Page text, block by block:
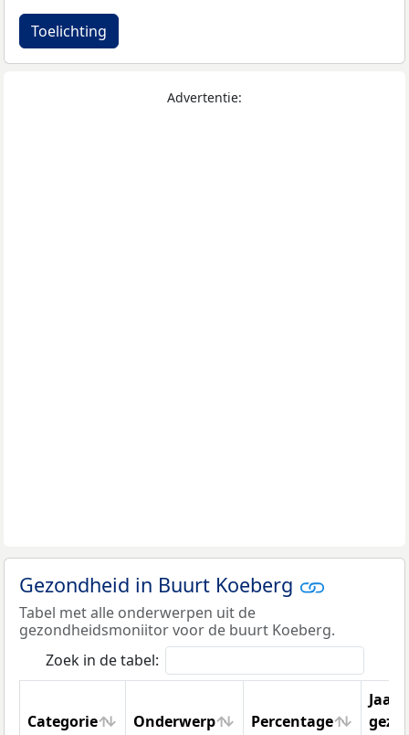
Toelichting
Advertentie:
Gezondheid in Buurt Koeberg
Tabel met alle onderwerpen uit de
gezondheidsmoniitor voor de buurt Koeberg.
Zoek in de tabel:
Categorie Onderwerp Percentage
Jaar